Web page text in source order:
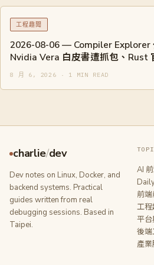
工程趣聞
2026-08-06 — Compiler Explorer
Nvidia Vera 白皮書遭抓包、Rust
8 月 6, 2026 · 1 MIN READ
charlie/dev
Dev notes on Linux, Docker, and
backend systems. Practical
guides written from real
debugging sessions. Based in
Taipei.
AI
前
工程
平台
後
產